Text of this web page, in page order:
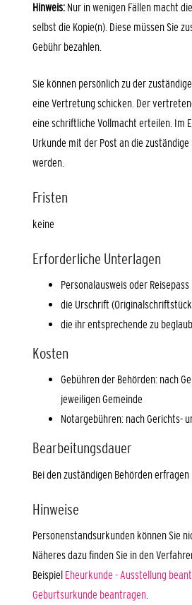
Hinweis: Nur in wenigen Fällen macht
selbst die Kopie(n). Diese müssen Sie
Gebühr bezahlen.
Sie können persönlich zu der
eine Vertretung schicken. Der
eine schriftliche Vollmacht erteilen. Im
Urkunde mit der Post an die
werden.
Fristen
keine
Erforderliche Unterlagen
Personalausweis oder Reisepass
die Urschrift
die ihr entsprechende zu
Kosten
Gebühren der Behörden: nach
jeweiligen Gemeinde
Notargebühren: nach Gerichts-
Bearbeitungsdauer
Bei den zuständigen Behörden erfragen
Hinweise
Personenstandsurkunden können Sie
Näheres dazu finden Sie in den
Beispiel Eheurkunde - Ausstellung
Geburtsurkunde beantragen